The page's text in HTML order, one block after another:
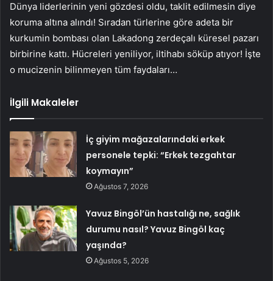
Dünya liderlerinin yeni gözdesi oldu, taklit edilmesin diye
koruma altına alındı! Sıradan türlerine göre adeta bir
kurkumin bombası olan Lakadong zerdeçalı küresel pazarı
birbirine kattı. Hücreleri yeniliyor, iltihabı söküp atıyor! İşte
o mucizenin bilinmeyen tüm faydaları…
İlgili Makaleler
İç giyim mağazalarındaki erkek
personele tepki: “Erkek tezgahtar
koymayın”
Ağustos 7, 2026
Yavuz Bingöl’ün hastalığı ne, sağlık
durumu nasıl? Yavuz Bingöl kaç
yaşında?
Ağustos 5, 2026